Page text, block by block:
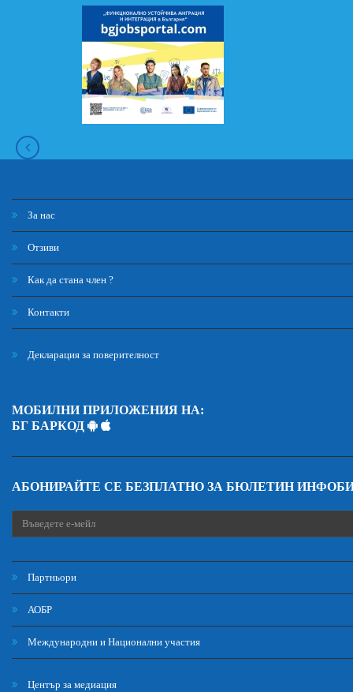
За нас
Отзиви
Как да стана член ?
Контакти
Декларация за поверителност
МОБИЛНИ ПРИЛОЖЕНИЯ НА:
БГ БАРКОД
АБОНИРАЙТЕ СЕ БЕЗПЛАТНО ЗА БЮЛЕТИН
Партньори
АОБР
Международни и Национални участия
Център за медиация